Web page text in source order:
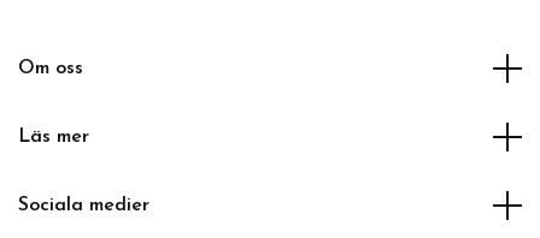
Om oss
Läs mer
Sociala medier